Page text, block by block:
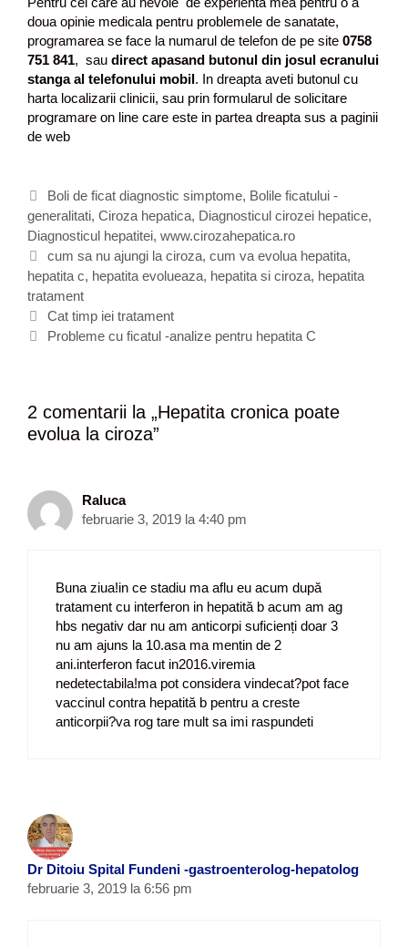
doua opinie medicala pentru problemele de sanatate,
programarea se face la numarul de telefon de pe site 0758
751 841, sau direct apasand butonul din josul ecranului
stanga al telefonului mobil. In dreapta aveti butonul cu
harta localizarii clinicii, sau prin formularul de solicitare
programare on line care este in partea dreapta sus a paginii
de web
C
a
t
e
g
o
r
i
Boli de ficat diagnostic simptome, Bolile ficatului -
generalitati, Ciroza hepatica, Diagnosticul cirozei hepatice,
Diagnosticul hepatitei, www.cirozahepatica.ro
E
t
i
c
h
cum sa nu ajungi la ciroza, cum va evolua hepatita,
hepatita c, hepatita evolueaza, hepatita si ciroza, hepatita
tratament
N
a
a
r
t
Cat timp iei tratament
Probleme cu ficatul -analize pentru hepatita C
2 comentarii la „Hepatita cronica poate
evolua la ciroza”
Raluca
februarie 3, 2019 la 4:40 pm
Buna ziua!in ce stadiu ma aflu eu acum după
tratament cu interferon in hepatită b acum am ag
hbs negativ dar nu am anticorpi suficienți doar 3
nu am ajuns la 10.asa ma mentin de 2
ani.interferon facut in2016.viremia
nedetectabila!ma pot considera vindecat?pot face
vaccinul contra hepatită b pentru a creste
anticorpii?va rog tare mult sa imi raspundeti
Dr Ditoiu Spital Fundeni -gastroenterolog-hepatolog
februarie 3, 2019 la 6:56 pm